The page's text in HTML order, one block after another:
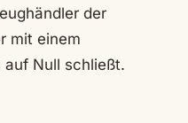
der
mit einem
auf Null schließt.